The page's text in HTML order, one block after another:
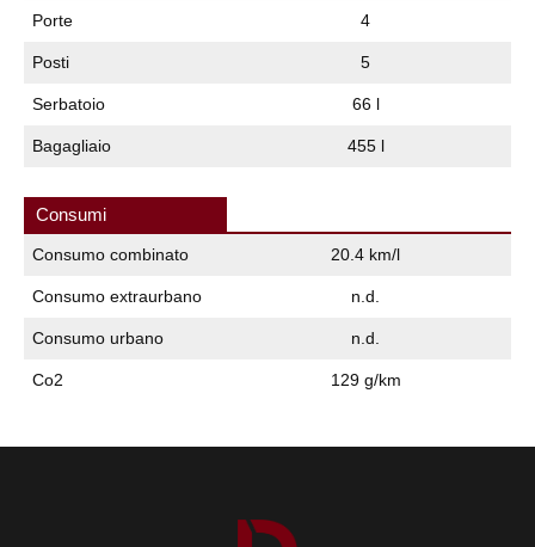
Porte 4
Posti 5
Serbatoio 66 l
Bagagliaio 455 l
Consumi
Consumo combinato 20.4 km/l
Consumo extraurbano n.d.
Consumo urbano n.d.
Co2 129 g/km